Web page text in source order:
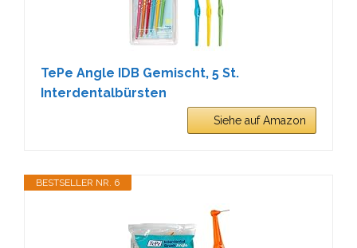
TePe Angle IDB Gemischt, 5 St.
Interdentalbürsten
Siehe auf Amazon
BESTSELLER NR. 6